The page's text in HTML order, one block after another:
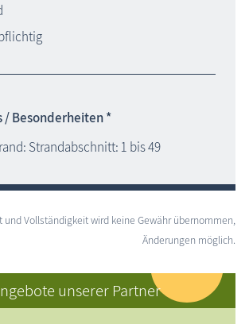
/ Besonderheiten *
Strandabschnitt: 1 bis 49
und Vollständigkeit wird keine Gewähr übernommen,
Änderungen möglich.
unserer Partner